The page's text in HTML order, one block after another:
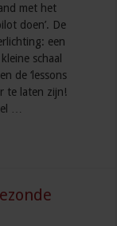
met het
doen’. De
een
schaal
de ‘lessons
te laten zijn!
…